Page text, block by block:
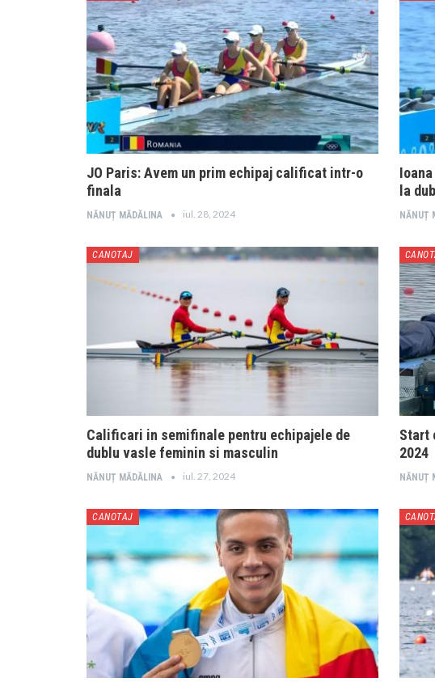
JO Paris: Avem un prim echipaj calificat intr-o
finala
NĂNUȚ MĂDĂLINA iul. 28, 2024
la
NĂNUȚ
CANOTAJ
Calificari in semifinale pentru echipajele de
dublu vasle feminin si masculin
NĂNUȚ MĂDĂLINA iul. 27, 2024
Start
2024
NĂNUȚ
CANOTAJ